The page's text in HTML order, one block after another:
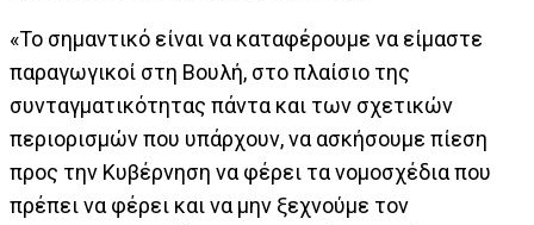
«Το σημαντικό είναι να καταφέρουμε να είμαστε
παραγωγικοί στη Βουλή, στο πλαίσιο της
συνταγματικότητας πάντα και των σχετικών
περιορισμών που υπάρχουν, να ασκήσουμε πίεση
προς την Κυβέρνηση να φέρει τα νομοσχέδια που
πρέπει να φέρει και να μην ξεχνούμε τον